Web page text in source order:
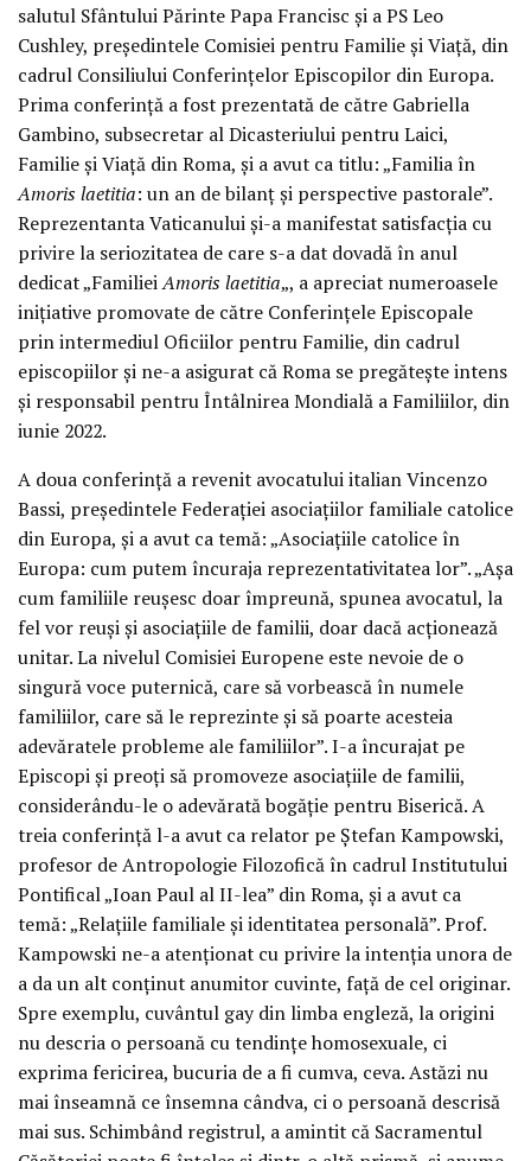
salutul Sfântului Părinte Papa Francisc și a PS Leo
Cushley, președintele Comisiei pentru Familie și Viață, din
cadrul Consiliului Conferințelor Episcopilor din Europa.
Prima conferință a fost prezentată de către Gabriella
Gambino, subsecretar al Dicasteriului pentru Laici,
Familie și Viață din Roma, și a avut ca titlu: „Familia în
Amoris laetitia: un an de bilanț și perspective pastorale”.
Reprezentanta Vaticanului și-a manifestat satisfacția cu
privire la seriozitatea de care s-a dat dovadă în anul
dedicat „FamilieiAmoris laetitia„, a apreciat numeroasele
inițiative promovate de către Conferințele Episcopale
prin intermediul Oficiilor pentru Familie, din cadrul
episcopiilor și ne-a asigurat că Roma se pregătește intens
și responsabil pentru Întâlnirea Mondială a Familiilor, din
iunie 2022.
A doua conferință a revenit avocatului italian Vincenzo
Bassi, președintele Federației asociațiilor familiale catolice
din Europa, și a avut ca temă: „Asociațiile catolice în
Europa: cum putem încuraja reprezentativitatea lor”. „Așa
cum familiile reușesc doar împreună, spunea avocatul, la
fel vor reuși și asociațiile de familii, doar dacă acționează
unitar. La nivelul Comisiei Europene este nevoie de o
singură voce puternică, care să vorbească în numele
familiilor, care să le reprezinte și să poarte acesteia
adevăratele probleme ale familiilor”. I-a încurajat pe
Episcopi și preoți să promoveze asociațiile de familii,
considerându-le o adevărată bogăție pentru Biserică. A
treia conferință l-a avut ca relator pe Ștefan Kampowski,
profesor de Antropologie Filozofică în cadrul Institutului
Pontifical „Ioan Paul al II-lea” din Roma, și a avut ca
temă: „Relațiile familiale și identitatea personală”. Prof.
Kampowski ne-a atenționat cu privire la intenția unora de
a da un alt conținut anumitor cuvinte, față de cel originar.
Spre exemplu, cuvântul gay din limba engleză, la origini
nu descria o persoană cu tendințe homosexuale, ci
exprima fericirea, bucuria de a fi cumva, ceva. Astăzi nu
mai înseamnă ce însemna cândva, ci o persoană descrisă
mai sus. Schimbând registrul, a amintit că Sacramentul